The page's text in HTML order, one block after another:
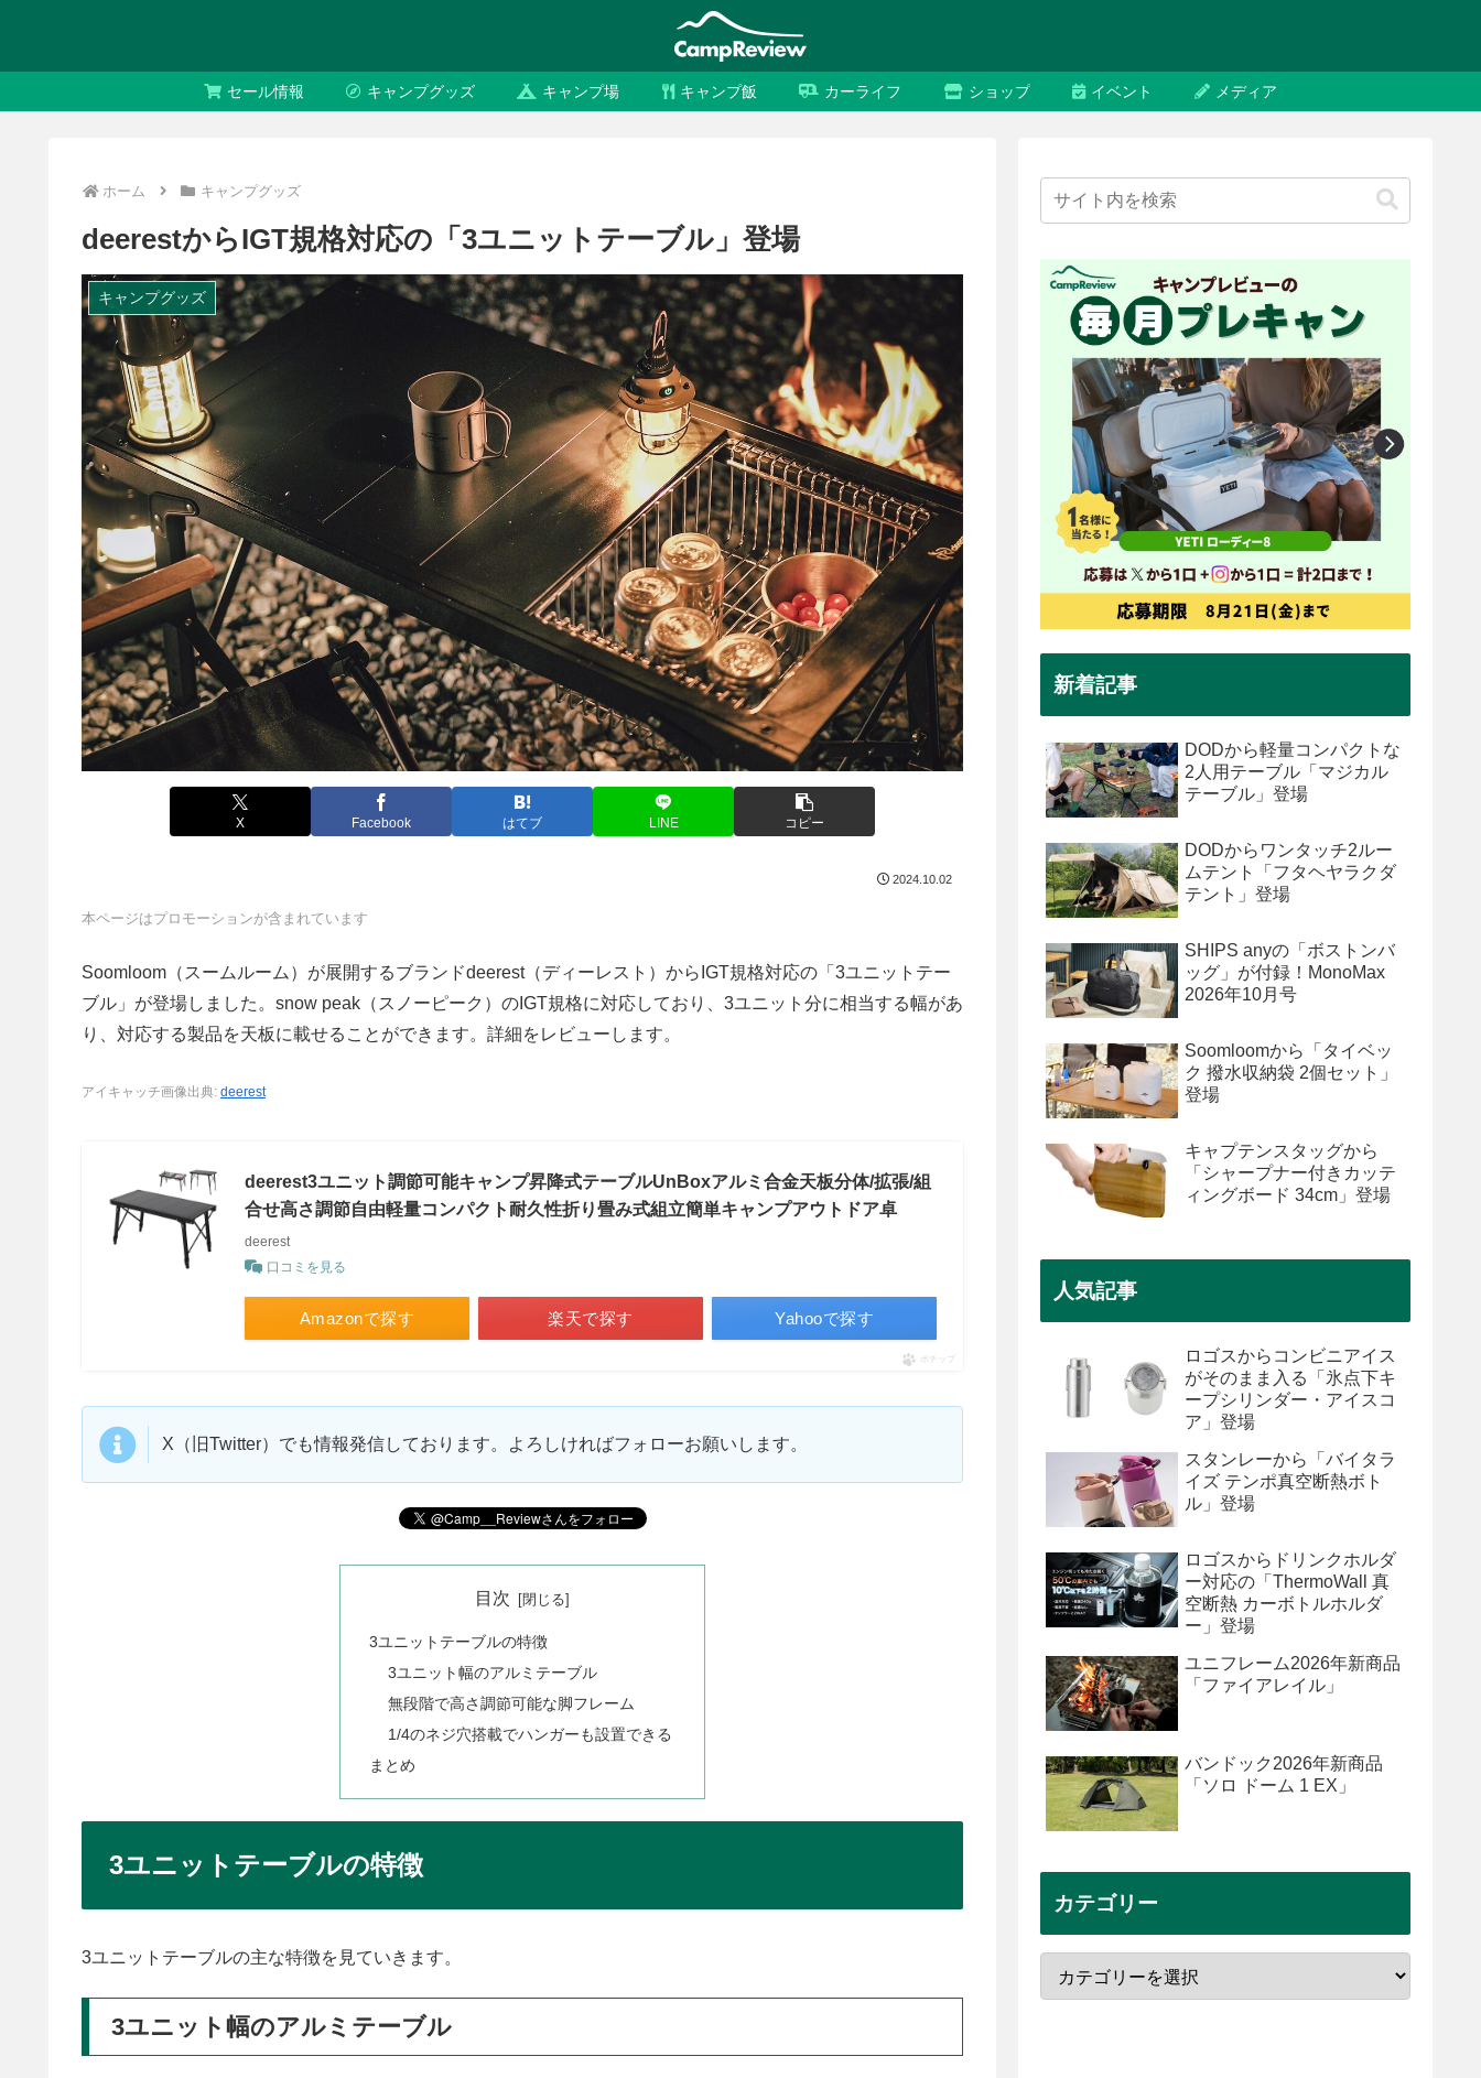
セール情報 キャンプグッズ キャンプ場 キャンプ飯 カーライフ ショップ イベント メディア
ホーム キャンプグッズ
deerestからIGT規格対応の「3ユニットテーブル」登場
キャンプグッズ
X Facebook はてブ LINE コピー
2024.10.02
本ページはプロモーションが含まれています
Soomloom（スームルーム）が展開するブランドdeerest（ディーレスト）からIGT規格対応の「3ユニットテー
ブル」が登場しました。snow peak（スノーピーク）のIGT規格に対応しており、3ユニット分に相当する幅があ
り、対応する製品を天板に載せることができます。詳細をレビューします。
アイキャッチ画像出典: deerest
deerest3ユニット調節可能キャンプ昇降式テーブルUnBoxアルミ合金天板分体/拡張/組
合せ高さ調節自由軽量コンパクト耐久性折り畳み式組立簡単キャンプアウトドア卓
deerest
口コミを見る
Amazonで探す 楽天で探す Yahooで探す
ポチップ
X（旧Twitter）でも情報発信しております。よろしければフォローお願いします。
目次
3ユニットテーブルの特徴
3ユニット幅のアルミテーブル
無段階で高さ調節可能な脚フレーム
1/4のネジ穴搭載でハンガーも設置できる
まとめ
3ユニットテーブルの特徴
3ユニットテーブルの主な特徴を見ていきます。
3ユニット幅のアルミテーブル
新着記事
DODから軽量コンパクトな
2人用テーブル「マジカル
テーブル」登場
DODからワンタッチ2ルー
ムテント「フタヘヤラクダ
テント」登場
SHIPS anyの「ボストンバ
ッグ」が付録！MonoMax
2026年10月号
Soomloomから「タイベッ
ク 撥水収納袋 2個セット」
登場
キャプテンスタッグから
「シャープナー付きカッテ
ィングボード 34cm」登場
人気記事
ロゴスからコンビニアイス
がそのまま入る「氷点下キ
ープシリンダー・アイスコ
ア」登場
スタンレーから「バイタラ
イズ テンポ真空断熱ボト
ル」登場
ロゴスからドリンクホルダ
ー対応の「ThermoWall 真
空断熱 カーボトルホルダ
ー」登場
ユニフレーム2026年新商品
「ファイアレイル」
バンドック2026年新商品
「ソロ ドーム 1 EX」
カテゴリー